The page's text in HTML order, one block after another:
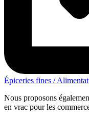
Épiceries fines /
Nous proposons
en vrac pour les